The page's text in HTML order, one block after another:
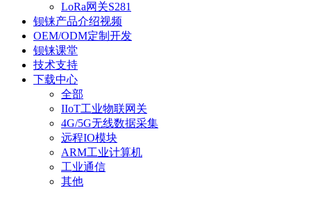
LoRa网关S281
钡铼产品介绍视频
OEM/ODM定制开发
钡铼课堂
技术支持
下载中心
全部
IIoT工业物联网关
4G/5G无线数据采集
远程IO模块
ARM工业计算机
工业通信
其他